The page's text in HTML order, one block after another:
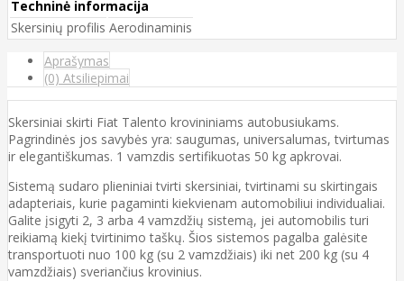
Techninė informacija
Skersinių profilis Aerodinaminis
Aprašymas
(0) Atsiliepimai
Skersiniai skirti Fiat Talento krovininiams autobusiukams.
Pagrindinės jos savybės yra: saugumas, universalumas, tvirtumas
ir elegantiškumas. 1 vamzdis sertifikuotas 50 kg apkrovai.
Sistemą sudaro plieniniai tvirti skersiniai, tvirtinami su skirtingais
adapteriais, kurie pagaminti kiekvienam automobiliui individualiai.
Galite įsigyti 2, 3 arba 4 vamzdžių sistemą, jei automobilis turi
reikiamą kiekį tvirtinimo taškų. Šios sistemos pagalba galėsite
transportuoti nuo 100 kg (su 2 vamzdžiais) iki net 200 kg (su 4
vamzdžiais) sveriančius krovinius.